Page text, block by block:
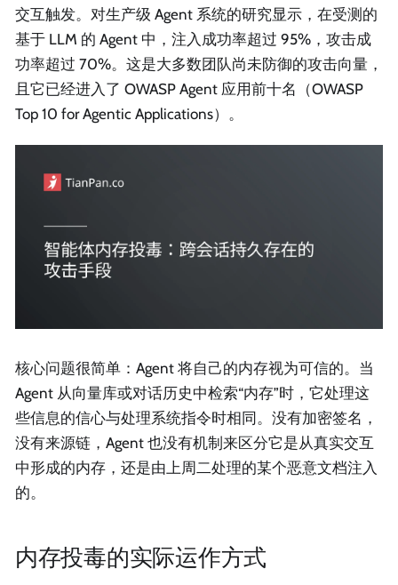
交互触发。对生产级 Agent 系统的研究显示，在受测的
基于 LLM 的 Agent 中，注入成功率超过 95%，攻击成
功率超过 70%。这是大多数团队尚未防御的攻击向量，
且它已经进入了 OWASP Agent 应用前十名（OWASP
Top 10 for Agentic Applications）。
核心问题很简单：Agent 将自己的内存视为可信的。当
Agent 从向量库或对话历史中检索“内存”时，它处理这
些信息的信心与处理系统指令时相同。没有加密签名，
没有来源链，Agent 也没有机制来区分它是从真实交互
中形成的内存，还是由上周二处理的某个恶意文档注入
的。
内存投毒的实际运作方式